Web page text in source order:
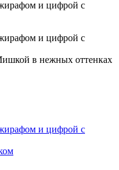
в нежных оттенках